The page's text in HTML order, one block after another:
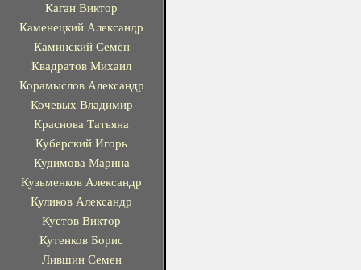
Каган Виктор
Каменецкий Александр
Каминский Семён
Квадратов Михаил
Корамыслов Александр
Кочевых Владимир
Краснова Татьяна
Куберский Игорь
Кудимова Марина
Кузьменков Александр
Куликов Александр
Кустов Виктор
Кутенков Борис
Лившин Семен